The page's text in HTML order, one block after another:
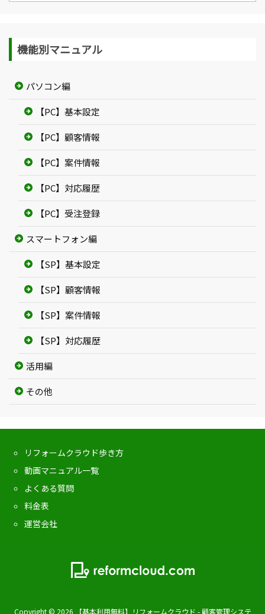
機能別マニュアル
パソコン編
【PC】基本設定
【PC】顧客情報
【PC】案件情報
【PC】対応履歴
【PC】受注登録
スマートフォン編
【SP】基本設定
【SP】顧客情報
【SP】案件情報
【SP】対応履歴
活用編
その他
リフォームクラウド歩き方
動画マニュアル一覧
よくある質問
料金表
運営会社
Copyright © 2026 【基本利用無料】リフォームクラウド - 顧客管理システ